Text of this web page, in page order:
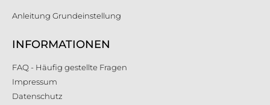
Anleitung Grundeinstellung
INFORMATIONEN
FAQ - Häufig gestellte Fragen
Impressum
Datenschutz